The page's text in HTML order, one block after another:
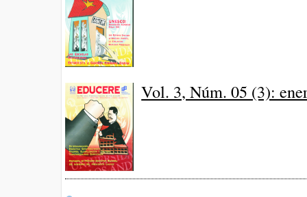
Vol. 3, Núm. 05 (3):